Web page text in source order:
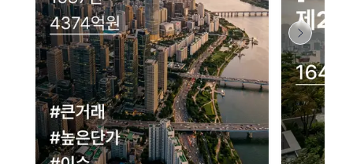
네이버 지도 연결 안내
현재 네이버 지도 연결이 원활하지 않아 지도를 불러올 수 없습니다.
이용에 불편을 드려 죄송합니다.
다시 시도